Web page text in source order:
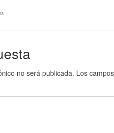
no será publicada. Los